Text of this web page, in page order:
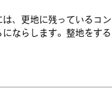
、更地に残っているコン
ならします。整地をする